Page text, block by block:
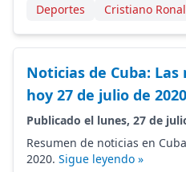
Deportes Cristiano
Noticias de Cuba:
hoy 27 de julio de 2020
Publicado el lunes, 27 de
Resumen de noticias en
2020. Sigue leyendo »